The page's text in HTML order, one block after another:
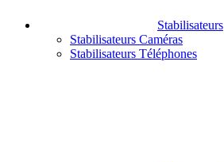
Stabilisateurs
Stabilisateurs Caméras
Stabilisateurs Téléphones